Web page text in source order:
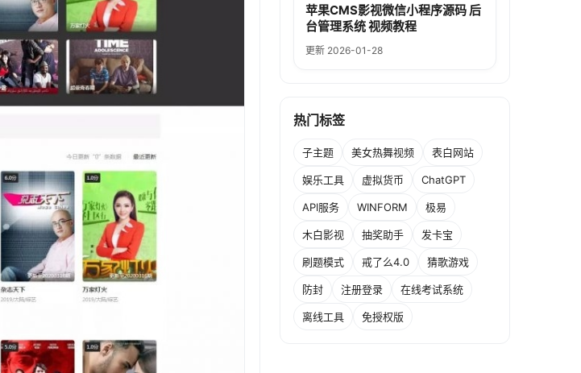
苹果CMS影视微信小程序源码 后
台管理系统 视频教程
更新 2026-01-28
热门标签
子主题 美女热舞视频 表白网站
娱乐工具 虚拟货币 ChatGPT
API服务 WINFORM 极易
木白影视 抽奖助手 发卡宝
刷题模式 戒了么4.0 猜歌游戏
防封 注册登录 在线考试系统
离线工具 免授权版